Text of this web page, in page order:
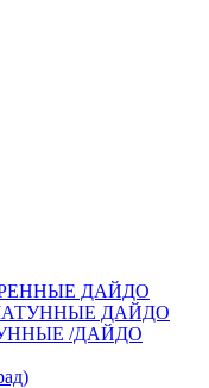
ДАЙДО
ДАЙДО
/ДАЙДО